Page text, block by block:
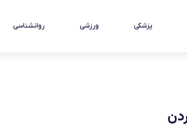
پزشکی ورزشی روانشناسی